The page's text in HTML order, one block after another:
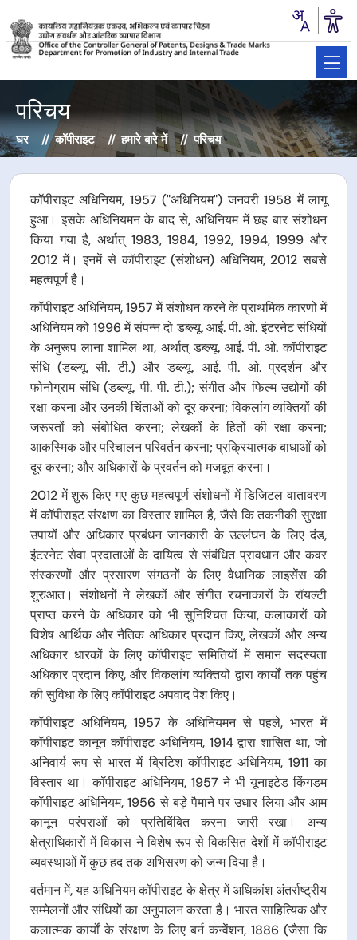
परिचय
घर कॉपीराइट हमारे बारे में परिचय
कॉपीराइट अधिनियम, 1957 ("अधिनियम") जनवरी 1958 में लागू
हुआ। इसके अधिनियमन के बाद से, अधिनियम में छह बार संशोधन
किया गया है, अर्थात् 1983, 1984, 1992, 1994, 1999 और
2012 में। इनमें से कॉपीराइट (संशोधन) अधिनियम, 2012 सबसे
महत्वपूर्ण है।
कॉपीराइट अधिनियम, 1957 में संशोधन करने के प्राथमिक कारणों में
अधिनियम को 1996 में संपन्न दो डब्ल्यू. आई. पी. ओ. इंटरनेट संधियों
के अनुरूप लाना शामिल था, अर्थात् डब्ल्यू. आई. पी. ओ. कॉपीराइट
संधि (डब्ल्यू. सी. टी.) और डब्ल्यू. आई. पी. ओ. प्रदर्शन और
फोनोग्राम संधि (डब्ल्यू. पी. पी. टी.); संगीत और फिल्म उद्योगों की
रक्षा करना और उनकी चिंताओं को दूर करना; विकलांग व्यक्तियों की
जरूरतों को संबोधित करना; लेखकों के हितों की रक्षा करना;
आकस्मिक और परिचालन परिवर्तन करना; प्रक्रियात्मक बाधाओं को
दूर करना; और अधिकारों के प्रवर्तन को मजबूत करना।
2012 में शुरू किए गए कुछ महत्वपूर्ण संशोधनों में डिजिटल वातावरण
में कॉपीराइट संरक्षण का विस्तार शामिल है, जैसे कि तकनीकी सुरक्षा
उपायों और अधिकार प्रबंधन जानकारी के उल्लंघन के लिए दंड,
इंटरनेट सेवा प्रदाताओं के दायित्व से संबंधित प्रावधान और कवर
संस्करणों और प्रसारण संगठनों के लिए वैधानिक लाइसेंस की
शुरुआत। संशोधनों ने लेखकों और संगीत रचनाकारों के रॉयल्टी
प्राप्त करने के अधिकार को भी सुनिश्चित किया, कलाकारों को
विशेष आर्थिक और नैतिक अधिकार प्रदान किए, लेखकों और अन्य
अधिकार धारकों के लिए कॉपीराइट समितियों में समान सदस्यता
अधिकार प्रदान किए, और विकलांग व्यक्तियों द्वारा कार्यों तक पहुंच
की सुविधा के लिए कॉपीराइट अपवाद पेश किए।
कॉपीराइट अधिनियम, 1957 के अधिनियमन से पहले, भारत में
कॉपीराइट कानून कॉपीराइट अधिनियम, 1914 द्वारा शासित था, जो
अनिवार्य रूप से भारत में ब्रिटिश कॉपीराइट अधिनियम, 1911 का
विस्तार था। कॉपीराइट अधिनियम, 1957 ने भी यूनाइटेड किंगडम
कॉपीराइट अधिनियम, 1956 से बड़े पैमाने पर उधार लिया और आम
कानून परंपराओं को प्रतिबिंबित करना जारी रखा। अन्य
क्षेत्राधिकारों में विकास ने विशेष रूप से विकसित देशों में कॉपीराइट
व्यवस्थाओं में कुछ हद तक अभिसरण को जन्म दिया है।
वर्तमान में, यह अधिनियम कॉपीराइट के क्षेत्र में अधिकांश अंतर्राष्ट्रीय
सम्मेलनों और संधियों का अनुपालन करता है। भारत साहित्यिक और
कलात्मक कार्यों के संरक्षण के लिए बर्न कन्वेंशन, 1886 (जैसा कि